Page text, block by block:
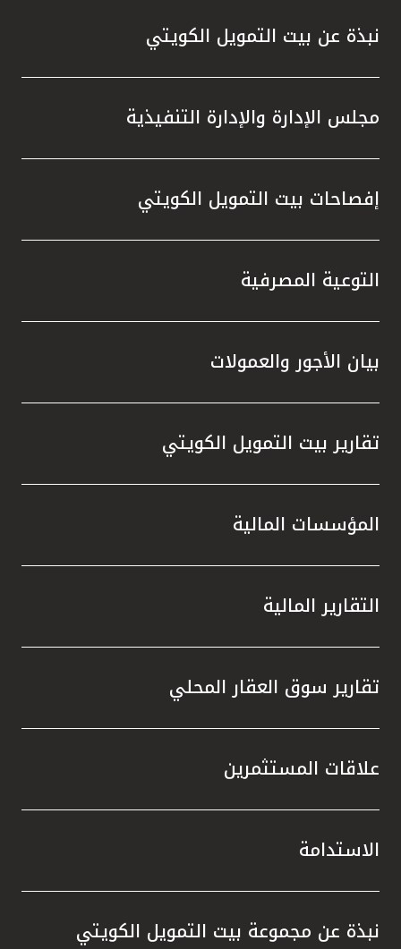
نبذة عن بيت التمويل الكويتي
مجلس الإدارة والإدارة التنفيذية
إفصاحات بيت التمويل الكويتي
التوعية المصرفية
بيان الأجور والعمولات
تقارير بيت التمويل الكويتي
المؤسسات المالية
التقارير المالية
تقارير سوق العقار المحلي
علاقات المستثمرين
الاستدامة
نبذة عن مجموعة بيت التمويل الكويتي